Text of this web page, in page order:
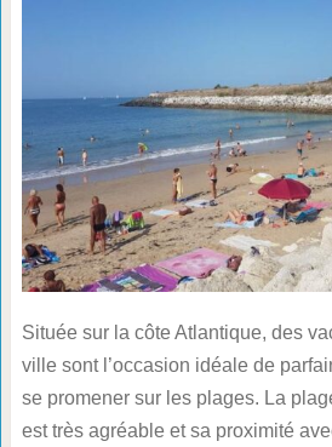
Située sur la côte Atlantique, des
ville sont l’occasion idéale de
se promener sur les plages. La
est très agréable et sa proximité